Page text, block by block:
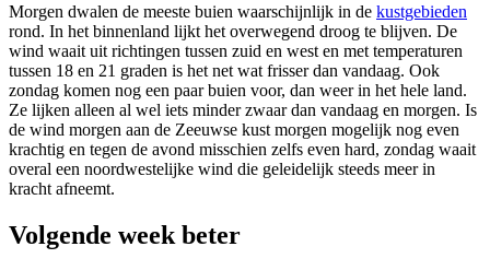
Morgen dwalen de meeste buien waarschijnlijk in de kustgebieden
rond. In het binnenland lijkt het overwegend droog te blijven. De
wind waait uit richtingen tussen zuid en west en met temperaturen
tussen 18 en 21 graden is het net wat frisser dan vandaag. Ook
zondag komen nog een paar buien voor, dan weer in het hele land.
Ze lijken alleen al wel iets minder zwaar dan vandaag en morgen. Is
de wind morgen aan de Zeeuwse kust morgen mogelijk nog even
krachtig en tegen de avond misschien zelfs even hard, zondag waait
overal een noordwestelijke wind die geleidelijk steeds meer in
kracht afneemt.
Volgende week beter